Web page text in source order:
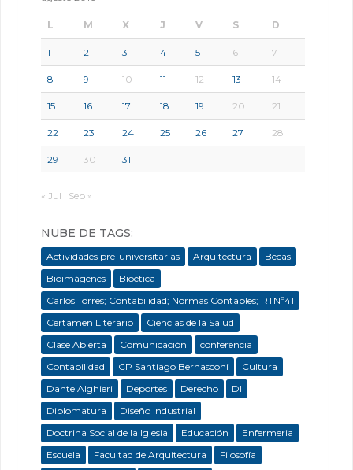
L M X J V S D
1 2 3 4 5 6 7
8 9 10 11 12 13 14
15 16 17 18 19 20 21
22 23 24 25 26 27 28
29 30 31
« Jul Sep »
NUBE DE TAGS:
Actividades pre-universitarias Arquitectura
Becas
Bioimágenes
Bioética
Carlos Torres; Contabilidad; Normas Contables; RTNº41
Certamen Literario
Ciencias de la Salud
Clase Abierta
Comunicación
conferencia
Contabilidad
CP Santiago Bernasconi
Cultura
Dante Alghieri
Deportes Derecho
DI
Diplomatura
Diseño Industrial
Doctrina Social de la Iglesia
Educación
Enfermeria
Escuela
Facultad de Arquitectura
Filosofía